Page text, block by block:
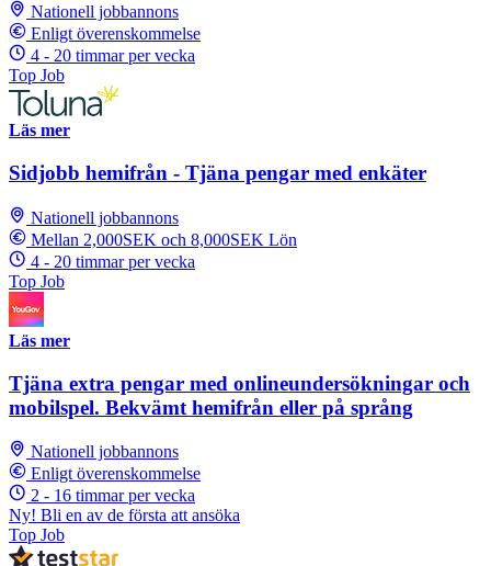
Nationell jobbannons
Enligt överenskommelse
4 - 20 timmar per vecka
Top Job
Läs mer
Sidjobb hemifrån - Tjäna pengar med enkäter
Nationell jobbannons
Mellan 2,000SEK och 8,000SEK Lön
4 - 20 timmar per vecka
Top Job
Läs mer
Tjäna extra pengar med onlineundersökningar och
mobilspel. Bekvämt hemifrån eller på språng
Nationell jobbannons
Enligt överenskommelse
2 - 16 timmar per vecka
Ny! Bli en av de första att ansöka
Top Job